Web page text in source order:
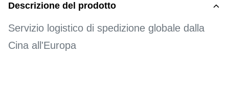
Descrizione del prodotto
Servizio logistico di spedizione globale dalla
Cina all'Europa